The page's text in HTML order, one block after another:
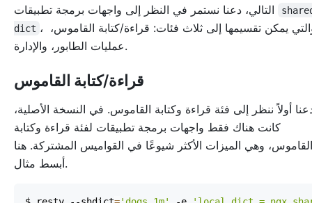
dict ، والتي يمكن تقسيمها إلى ثلاث فئات: قراءة/كتابة القاموس،
عمليات الطابور، والإدارة.
قراءة/كتابة القاموس
أولاً ننظر إلى فئة قراءة وكتابة القاموس. في النسخة الأصلية،
كانت هناك فقط واجهات برمجة تطبيقات لفئة قراءة وكتابة
القاموس، وهي الميزات الأكثر شيوعًا في القواميس المشتركة. هنا
أبسط مثال.